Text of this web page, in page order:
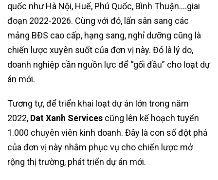
quốc như Hà Nội, Huế, Phú Quốc, Bình Thuận….giai
đoạn 2022-2026. Cùng với đó, lấn sân sang các
mảng BĐS cao cấp, hạng sang, nghỉ dưỡng cũng là
chiến lược xuyên suốt của đơn vị này. Đó là lý do,
doanh nghiệp cần nguồn lực để “gối đầu” cho loạt dự
án mới.
Tương tự, để triển khai loạt dự án lớn trong năm
2022, Dat Xanh Services cũng lên kế hoạch tuyển
1.000 chuyên viên kinh doanh. Đây là con số đột phá
của đơn vị này nhằm phục vụ cho chiến lược mở
rộng thị trường, phát triển dự án mới.